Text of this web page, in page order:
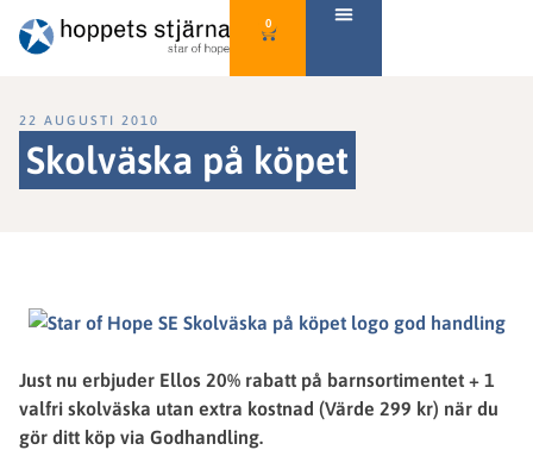
0
22 AUGUSTI 2010
Skolväska på köpet
Just nu erbjuder Ellos 20% rabatt på barnsortimentet + 1
valfri skolväska utan extra kostnad (Värde 299 kr) när du
gör ditt köp via Godhandling.